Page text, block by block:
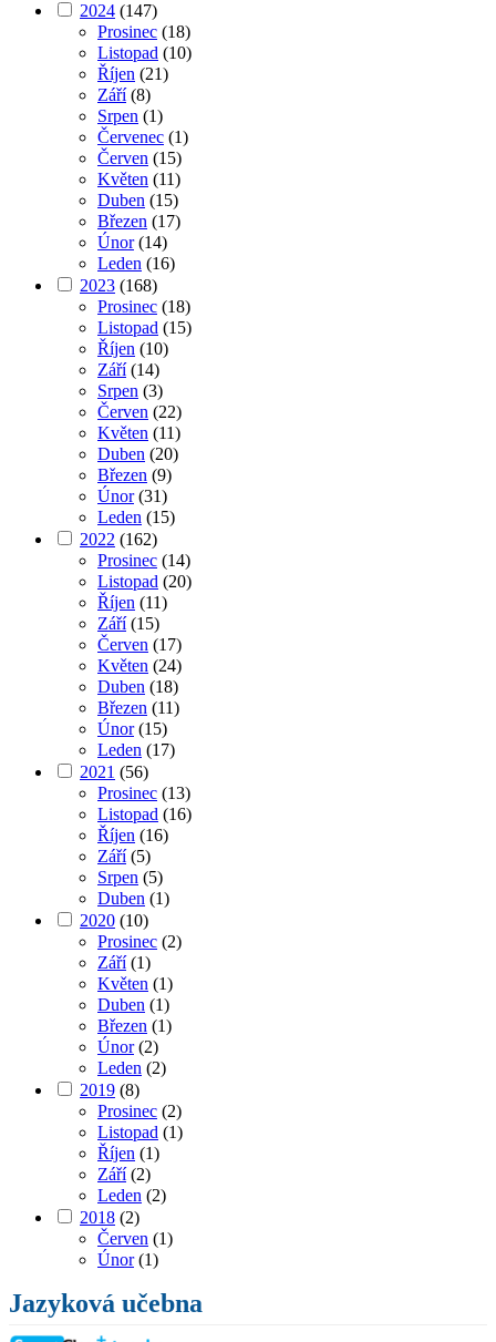
2024 (147)
Prosinec (18)
Listopad (10)
Říjen (21)
Září(8)
Srpen (1)
Červenec (1)
Červen (15)
Květen (11)
Duben (15)
Březen (17)
Únor(14)
Leden (16)
2023 (168)
Prosinec (18)
Listopad (15)
Říjen (10)
Září(14)
Srpen (3)
Červen (22)
Květen (11)
Duben (20)
Březen (9)
Únor(31)
Leden (15)
2022 (162)
Prosinec (14)
Listopad (20)
Říjen (11)
Září(15)
Červen (17)
Květen (24)
Duben (18)
Březen (11)
Únor(15)
Leden (17)
2021 (56)
Prosinec (13)
Listopad (16)
Říjen (16)
Září(5)
Srpen (5)
Duben (1)
2020 (10)
Prosinec (2)
Září(1)
Květen (1)
Duben (1)
Březen (1)
Únor(2)
Leden (2)
2019 (8)
Prosinec (2)
Listopad (1)
Říjen (1)
Září(2)
Leden (2)
2018 (2)
Červen (1)
Únor(1)
Jazyková učebna